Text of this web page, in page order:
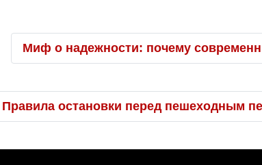
Миф о надежности: почему
Правила остановки перед пешеходным